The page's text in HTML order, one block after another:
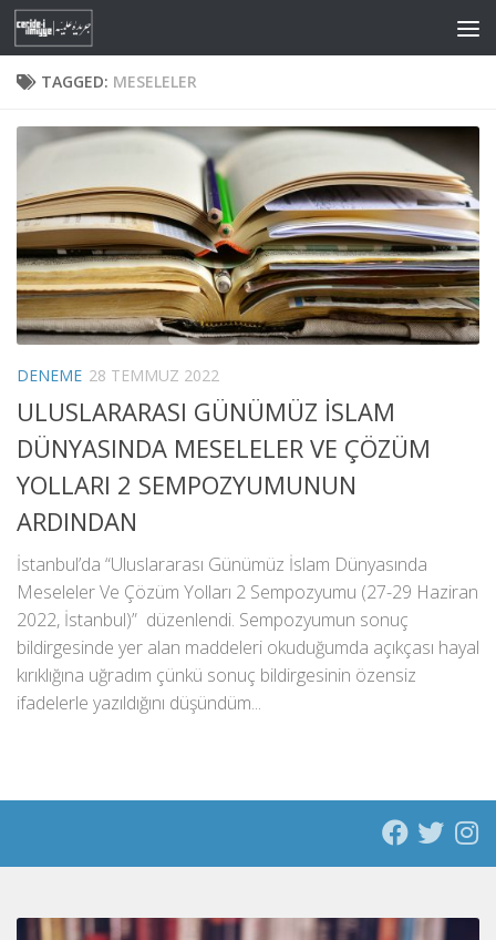
Skip to content
TAGGED: MESELELER
DENEME 28 TEMMUZ 2022
ULUSLARARASI GÜNÜMÜZ İSLAM
DÜNYASINDA MESELELER VE ÇÖZÜM
YOLLARI 2 SEMPOZYUMUNUN
ARDINDAN
İstanbul’da “Uluslararası Günümüz İslam Dünyasında
Meseleler Ve Çözüm Yolları 2 Sempozyumu (27-29 Haziran
2022, İstanbul)” düzenlendi. Sempozyumun sonuç
bildirgesinde yer alan maddeleri okuduğumda açıkçası hayal
kırıklığına uğradım çünkü sonuç bildirgesinin özensiz
ifadelerle yazıldığını düşündüm...